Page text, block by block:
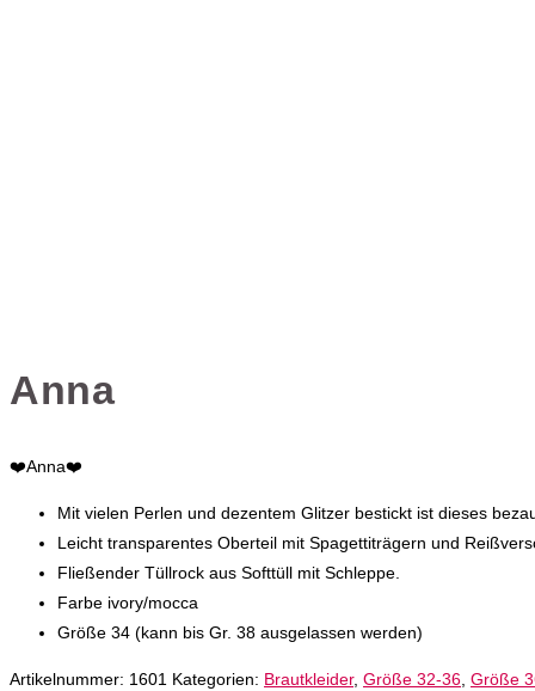
Anna
❤️Anna❤️
Mit vielen Perlen und dezentem Glitzer bestickt ist dieses
Leicht transparentes Oberteil mit Spagettiträgern und
Fließender Tüllrock aus Softtüll mit Schleppe.
Farbe ivory/mocca
Größe 34 (kann bis Gr. 38 ausgelassen werden)
Artikelnummer: 1601 Kategorien: Brautkleider, Größe 32-36, Größe